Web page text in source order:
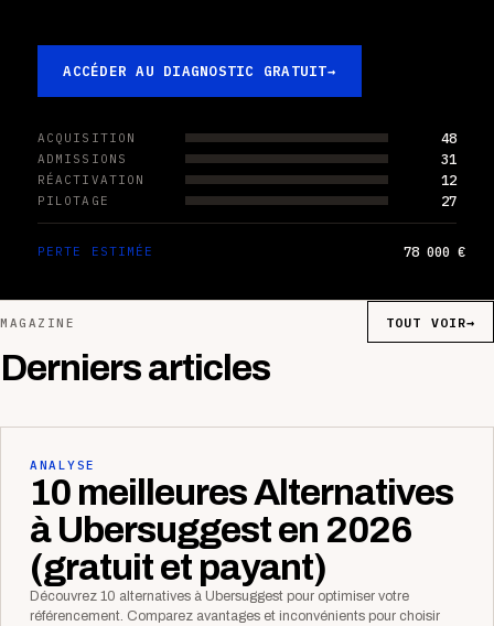
ACCÉDER AU DIAGNOSTIC GRATUIT→
ACQUISITION 48
ADMISSIONS 31
RÉACTIVATION 12
PILOTAGE 27
PERTE ESTIMÉE 78 000 €
MAGAZINE
Derniers articles
TOUT VOIR→
ANALYSE
10 meilleures Alternatives
à Ubersuggest en 2026
(gratuit et payant)
Découvrez 10 alternatives à Ubersuggest pour optimiser votre
référencement. Comparez avantages et inconvénients pour choisir